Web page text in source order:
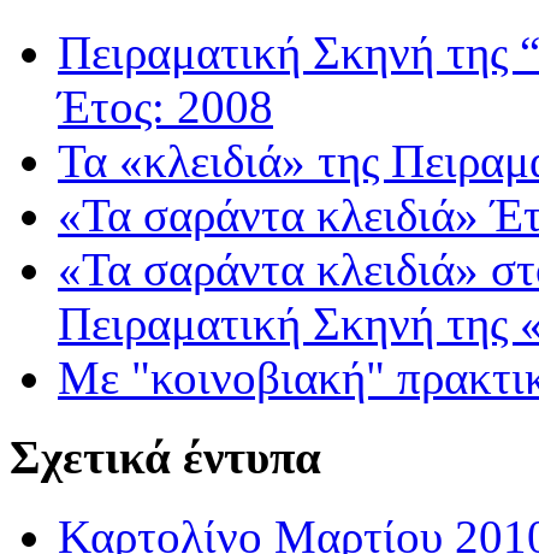
Πειραματική Σκηνή της
Έτος: 2008
Τα «κλειδιά» της
«Τα σαράντα κλειδιά»
«Τα σαράντα κλειδιά»
Πειραματική Σκηνή της
Με "κοινοβιακή"
Σχετικά έντυπα
Καρτολίνο Μαρτίου